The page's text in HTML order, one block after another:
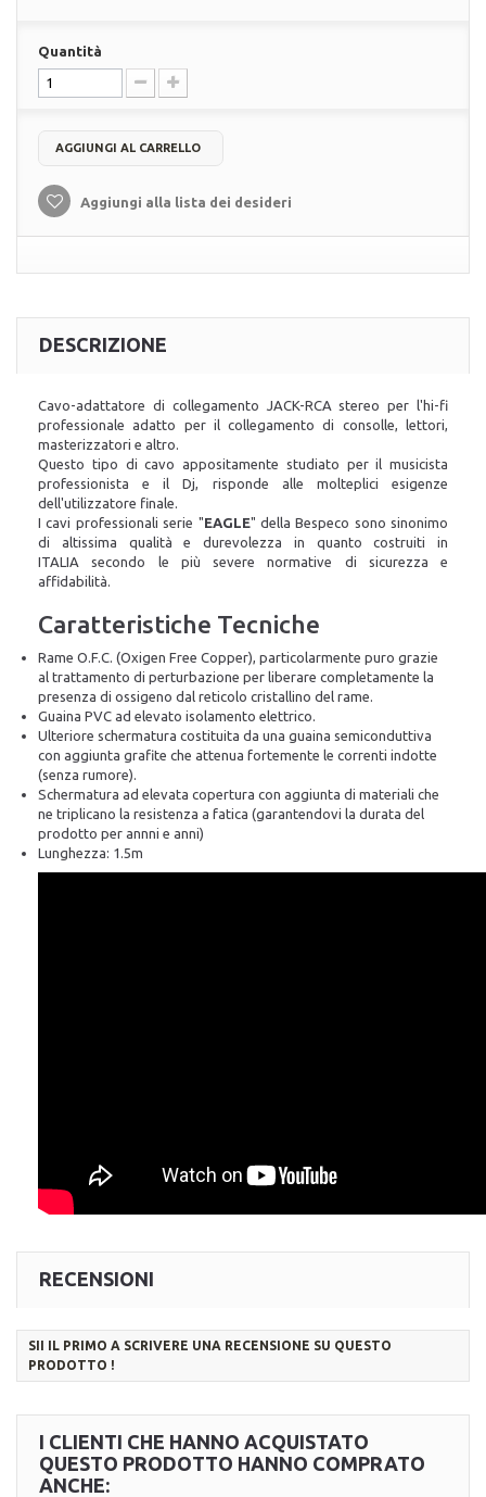
Quantità
AGGIUNGI AL CARRELLO
Aggiungi alla lista dei desideri
DESCRIZIONE
Cavo-adattatore di collegamento JACK-RCA stereo per l'hi-fi
professionale adatto per il collegamento di consolle, lettori,
masterizzatori e altro.
Questo tipo di cavo appositamente studiato per il musicista
professionista e il Dj, risponde alle molteplici esigenze
dell'utilizzatore finale.
I cavi professionali serie "EAGLE" della Bespeco sono sinonimo
di altissima qualità e durevolezza in quantocostruiti in
ITALIA secondo le più severe normative di sicurezza e
affidabilità.
Caratteristiche Tecniche
Rame O.F.C. (Oxigen Free Copper), particolarmente puro grazie
al trattamento di perturbazione per liberare completamente la
presenza di ossigeno dal reticolo cristallino del rame.
Guaina PVC ad elevato isolamento elettrico.
Ulteriore schermatura costituita da una guaina semiconduttiva
con aggiunta grafite che attenua fortemente le correnti indotte
(senza rumore).
Schermatura ad elevata copertura con aggiunta di materiali che
ne triplicano la resistenza a fatica (garantendovi la durata del
prodotto per annni e anni)
Lunghezza: 1.5m
RECENSIONI
SII IL PRIMO A SCRIVERE UNA RECENSIONE SU QUESTO
PRODOTTO !
I CLIENTI CHE HANNO ACQUISTATO
QUESTO PRODOTTO HANNO COMPRATO
ANCHE: